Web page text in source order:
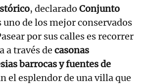
, declarado Conjunto
uno de los mejor conservados
por sus calles es recorrer
a través de casonas
barrocas y fuentes de
el esplendor de una villa que